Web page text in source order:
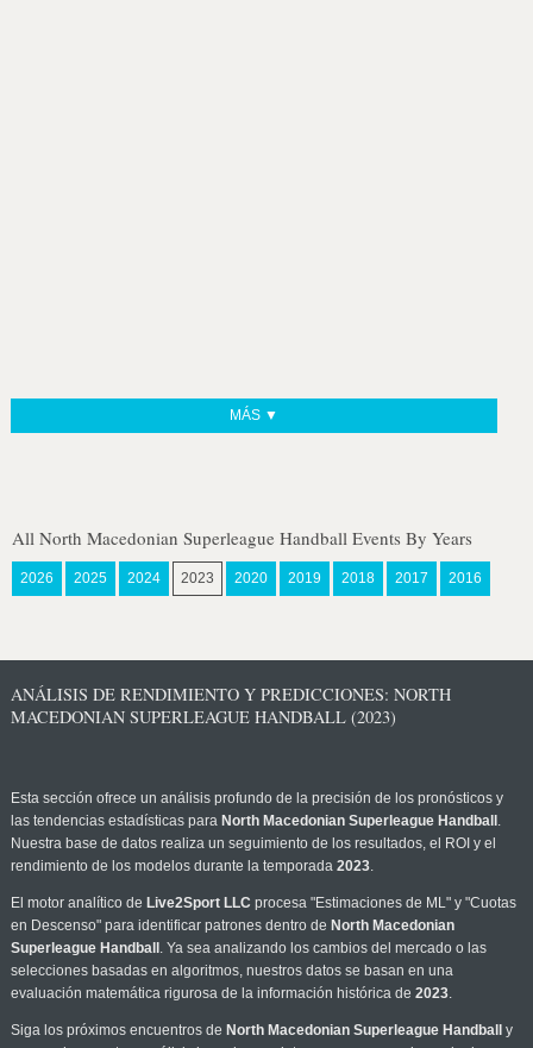
MÁS ▼
All North Macedonian Superleague Handball Events By Years
2026 2025 2024 2023 2020 2019 2018 2017 2016
ANÁLISIS DE RENDIMIENTO Y PREDICCIONES: NORTH
MACEDONIAN SUPERLEAGUE HANDBALL (2023)
Esta sección ofrece un análisis profundo de la precisión de los pronósticos y
las tendencias estadísticas para North Macedonian Superleague Handball .
Nuestra base de datos realiza un seguimiento de los resultados, el ROI y el
rendimiento de los modelos durante la temporada 2023.
El motor analítico de Live2Sport LLC procesa "Estimaciones de ML" y "Cuotas
en Descenso" para identificar patrones dentro de North Macedonian
Superleague Handball . Ya sea analizando los cambios del mercado o las
selecciones basadas en algoritmos, nuestros datos se basan en una
evaluación matemática rigurosa de la información histórica de 2023.
Siga los próximos encuentros de North Macedonian Superleague Handball
y